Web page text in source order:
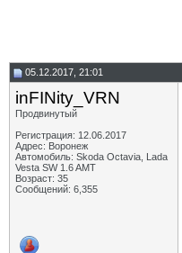
05.12.2017, 21:01
inFINity_VRN
Продвинутый
Регистрация: 12.06.2017
Адрес: Воронеж
Автомобиль: Skoda Octavia, Lada
Vesta SW 1.6 AMT
Возраст: 35
Сообщений: 6,355